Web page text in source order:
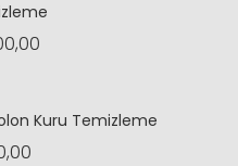
Kuru Temizleme